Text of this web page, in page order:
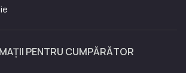
PENTRU CUMPĂRĂTOR